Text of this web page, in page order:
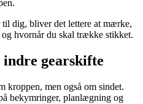
dig, bliver det lettere at mærke,
hvornår du skal trække stikket.
indre gearskifte
kroppen, men også om sindet.
bekymringer, planlægning og